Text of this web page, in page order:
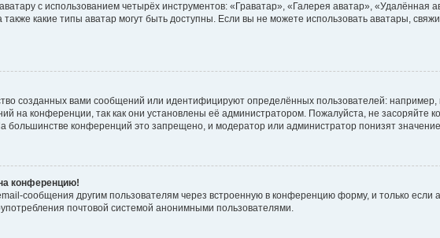
с использованием четырёх инструментов: «Граватар», «Галерея аватар», «Удалённая
какие типы аватар могут быть доступны. Если вы не можете использовать аватары,
созданных вами сообщений или идентифицируют определённых пользователей: например,
на конференции, так как они установлены её администратором. Пожалуйста, не засоряйте
большинстве конференций это запрещено, и модератор или администратор понизят
конференцию!
сообщения другим пользователям через встроенную в конференцию форму, и только если
почтовой системой анонимными пользователями.